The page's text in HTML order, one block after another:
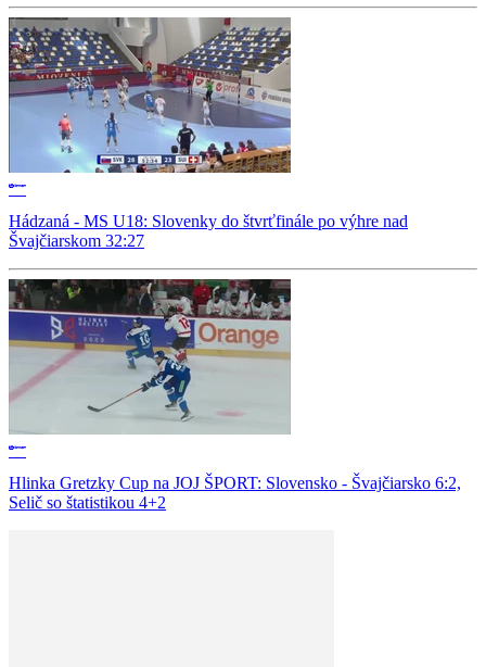
Hádzaná - MS U18: Slovenky do štvrťfinále po výhre nad
Švajčiarskom 32:27
Hlinka Gretzky Cup na JOJ ŠPORT: Slovensko - Švajčiarsko 6:2,
Selič so štatistikou 4+2